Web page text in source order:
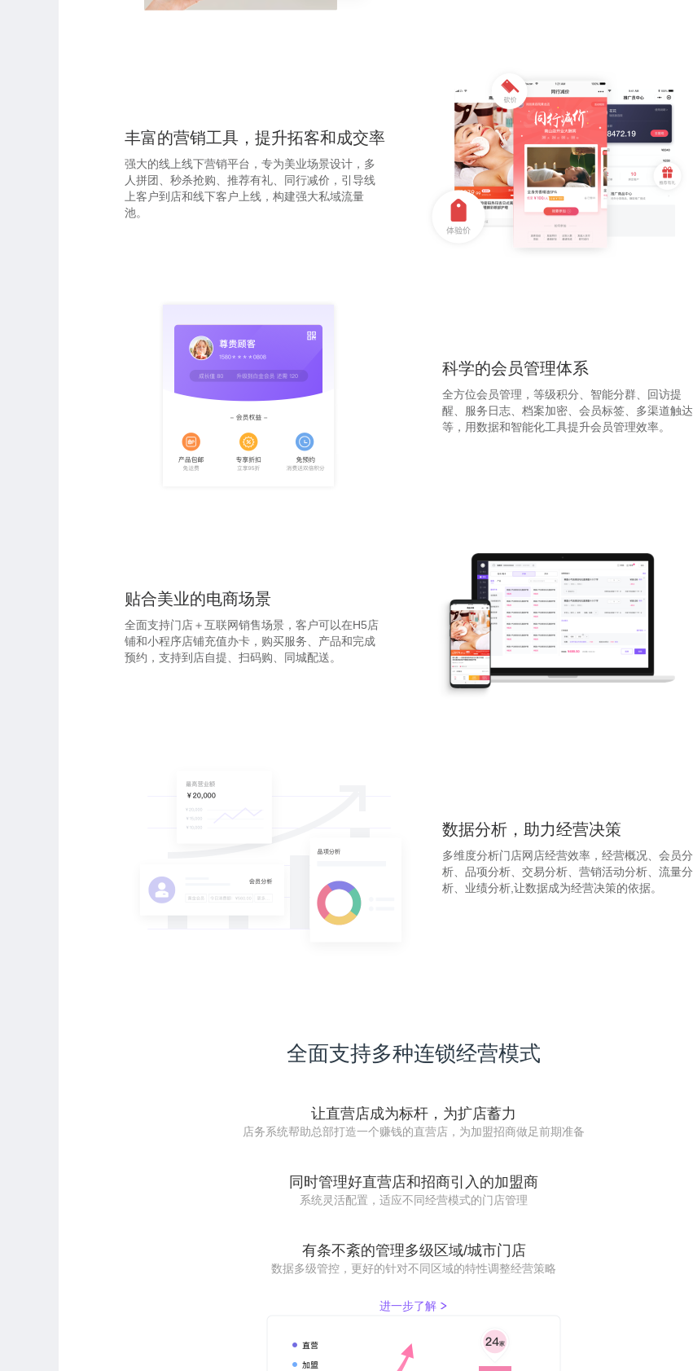
丰富的营销工具，提升拓客和成交率
强大的线上线下营销平台，专为美业场景设计，多
人拼团、秒杀抢购、推荐有礼、同行减价，引导线
上客户到店和线下客户上线，构建强大私域流量
池。
科学的会员管理体系
全方位会员管理，等级积分、智能分群、回访提
醒、服务日志、档案加密、会员标签、多渠道触达
等，用数据和智能化工具提升会员管理效率。
贴合美业的电商场景
全面支持门店＋互联网销售场景，客户可以在H5店
铺和小程序店铺充值办卡，购买服务、产品和完成
预约，支持到店自提、扫码购、同城配送。
数据分析，助力经营决策
多维度分析门店网店经营效率，经营概况、会员分
析、品项分析、交易分析、营销活动分析、流量分
析、业绩分析,让数据成为经营决策的依据。
全面支持多种连锁经营模式
让直营店成为标杆，为扩店蓄力
店务系统帮助总部打造一个赚钱的直营店，为加盟招商做足前期准备
同时管理好直营店和招商引入的加盟商
系统灵活配置，适应不同经营模式的门店管理
有条不紊的管理多级区域/城市门店
数据多级管控，更好的针对不同区域的特性调整经营策略
进一步了解